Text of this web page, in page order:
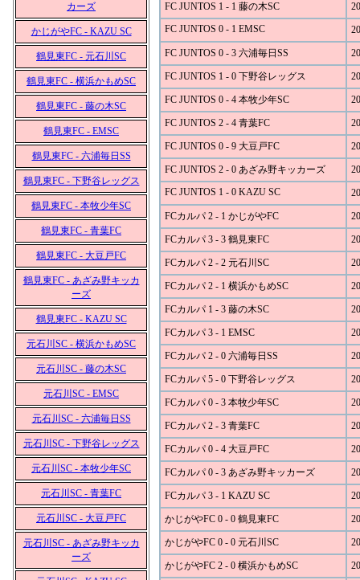
カーズ
かじがやFC - KAZU SC
鶴見東FC - 元石川SC
鶴見東FC - 横浜かもめSC
鶴見東FC - 藤の木SC
鶴見東FC - EMSC
鶴見東FC - 六浦毎日SS
鶴見東FC - 下野谷レッグス
鶴見東FC - 本牧少年SC
鶴見東FC - 青葉FC
鶴見東FC - 大豆戸FC
鶴見東FC - あざみ野キッカ
ーズ
鶴見東FC - KAZU SC
元石川SC - 横浜かもめSC
元石川SC - 藤の木SC
元石川SC - EMSC
元石川SC - 六浦毎日SS
元石川SC - 下野谷レッグス
元石川SC - 本牧少年SC
元石川SC - 青葉FC
元石川SC - 大豆戸FC
元石川SC - あざみ野キッカ
ーズ
FC JUNTOS 1 - 1 藤の木SC
FC JUNTOS 0 - 1 EMSC
FC JUNTOS 0 - 3 六浦毎日SS
FC JUNTOS 1 - 0 下野谷レッグス
FC JUNTOS 0 - 4 本牧少年SC
FC JUNTOS 2 - 4 青葉FC
FC JUNTOS 0 - 9 大豆戸FC
FC JUNTOS 2 - 0 あざみ野キッカーズ
FC JUNTOS 1 - 0 KAZU SC
FCカルパ 2 - 1 かじがやFC
FCカルパ 3 - 3 鶴見東FC
FCカルパ 2 - 2 元石川SC
FCカルパ 2 - 1 横浜かもめSC
FCカルパ 1 - 3 藤の木SC
FCカルパ 3 - 1 EMSC
FCカルパ 2 - 0 六浦毎日SS
FCカルパ 5 - 0 下野谷レッグス
FCカルパ 0 - 3 本牧少年SC
FCカルパ 2 - 3 青葉FC
FCカルパ 0 - 4 大豆戸FC
FCカルパ 0 - 3 あざみ野キッカーズ
FCカルパ 3 - 1 KAZU SC
かじがやFC 0 - 0 鶴見東FC
かじがやFC 0 - 0 元石川SC
かじがやFC 2 - 0 横浜かもめSC